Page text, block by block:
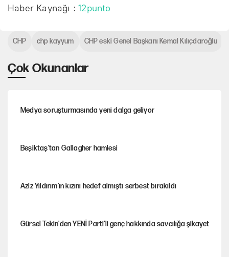
Haber Kaynağı :12punto
Çok Okunanlar
Medya soruşturmasında yeni dalga geliyor
Beşiktaş’tan Gallagher hamlesi
Aziz Yıldırım'ın kızını hedef almıştı serbest bırakıldı
Gürsel Tekin'den YENİ Parti’li genç hakkında savcılığa şikayet
CHP chp kayyum CHP eski Genel Başkanı Kemal Kılıçdaroğlu